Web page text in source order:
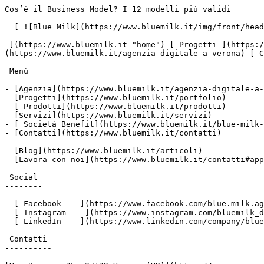
Cos’è il Business Model? I 12 modelli più validi       ![](https://www.facebook.com/tr?id=678218983058399&ev=PageView&noscript=1)

  [ ![Blue Milk](https://www.bluemilk.it/img/front/header/logo-bluemilk-2025.svg)

 ](https://www.bluemilk.it "home") [ Progetti ](https://www.bluemilk.it/portfolio) [ Prodotti](https://www.bluemilk.it/prodotti) [ Agenzia ](https://www.bluemilk.it/agenzia-digitale-a-verona) [ Contatti ](https://www.bluemilk.it/contatti)

 Menù

- [Agenzia](https://www.bluemilk.it/agenzia-digitale-a-verona)
- [Progetti](https://www.bluemilk.it/portfolio)
- [ Prodotti](https://www.bluemilk.it/prodotti)
- [Servizi](https://www.bluemilk.it/servizi)
- [ Società Benefit](https://www.bluemilk.it/blue-milk-e-una-societa-benefit-cosa-vuol-dire)
- [Contatti](https://www.bluemilk.it/contatti)

- [Blog](https://www.bluemilk.it/articoli)
- [Lavora con noi](https://www.bluemilk.it/contatti#application-box)

 Social
--------

- [ Facebook    ](https://www.facebook.com/blue.milk.agenzia.web.digital.verona/)
- [ Instagram    ](https://www.instagram.com/bluemilk_digitalagency/)
- [ LinkedIn    ](https://www.linkedin.com/company/blue-milk-agenzia-web-digital-verona)

 Contatti
----------

[Via Bassone 25, 37139 Verona (VR)](https://maps.app.goo.gl/DzB4LT8vjhWGjyqZ9)

[+39 045 55 45 749]()

Stiamo ascoltando

   [     ](https://www.bluemilk.it/articoli) 10 novembre 2021

 [E-commerce](https://www.bluemilk.it/articoli?category=e-commerce)

 11 min. di lettura

Cos’è il Business Model? 12 validi modelli per le vendite online
=================================================================

   ![Cos’è il Business Model? 12 validi modelli per le vendite online](https://www.bluemilk.it/storage/media/234/conversions/63a5bb3779d5e_21-webp.webp)

 Il Business Model è il modo con cui l’azienda fornisce valore ai clienti; fondamentale per il successo della tua attività. Scopri cos'è, come scegliere quello giusto tra 12 modelli presentati.

Indice:

Il modello di business descrive le **logiche** secondo le quali un'organizzazione **crea**, **distribuisce** e **raccoglie** il **valore**; è l'insieme delle soluzioni con cui l'impresa acquisisce un **vantaggio competitivo**.

Si sentono sempre più spesso persone che si interrogano su come **piccole** **startup** siano state in grado di diventare talmente importanti da essere considerate molto pericolose per e dai grandi colossi multinazionali.

Ad oggi, un'azienda che ha successo è quella che ha avuto il **coraggio** di fare un **investimento** basato sul **cambiamento**: vince sul mercato chi ha saputo **ripensare** e **innovare** le logiche con cui crea e offre **valore** ai propri clienti.

Hanno successo sul mercato i *players* che rinnovano il Business Model.

Secondo **Alexander Osterwalder**, ideatore del **Business Model Canvas**, infatti:

> *“Il Business Model descrive la **logica** con la quale un’organizzazione **crea, distribuisce e cattura valore**.”*

Innovare il proprio modello di business significa comprendere e ripensare l’azienda a **livello più alto**, come se si potesse salire su una scala e osservare tutti i processi nel loro complesso e nella loro sinergia. Il **Business Model** è una **visione** **strutturale** che **apre gli occhi** su quale strada intraprendere e sulle **opportunità** da sfruttare.

**La creazione di valore**

Il **Business Model** è lo **strumento concettuale** che si utilizza per **organizzare** l’attività dell’azienda: in altri termini, illustra **cosa essa produce, come lo produce, per chi e con quali risorse**. **Identifica** i **clienti** a cui si vuole rivolgere, i **fornitori** da cui ottiene le materie prime necessarie per il ciclo produttivo, le caratteristiche del processo di produzione che vuole realizzare.

Il Business Model tratta principalmente di un modo di agire, della **struttura logica dietro alle relazioni e ai programmi**, spiega il modo che ha l’azienda di approcciare tematiche e attività; in altre parole è il sistema operativo dell’azienda.

Il Business Model definisce le relazioni e permette di lavorare in modo fluido, ottimizzato e produttivo.

In poche parole, **è il miglior strumento per